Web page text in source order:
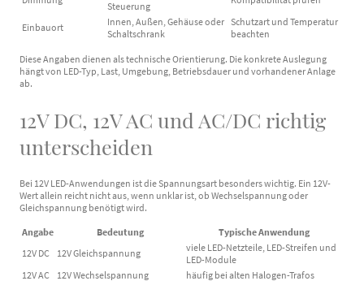
Steuerung
Einbauort
Innen, Außen, Gehäuse oder
Schaltschrank
Schutzart und Temperatur
beachten
Diese Angaben dienen als technische Orientierung. Die konkrete Auslegung
hängt von LED-Typ, Last, Umgebung, Betriebsdauer und vorhandener Anlage
ab.
12V DC, 12V AC und AC/DC richtig
unterscheiden
Bei 12V LED-Anwendungen ist die Spannungsart besonders wichtig. Ein 12V-
Wert allein reicht nicht aus, wenn unklar ist, ob Wechselspannung oder
Gleichspannung benötigt wird.
Angabe Bedeutung
Typische Anwendung
12V DC
12V Gleichspannung
viele LED-Netzteile, LED-Streifen und
LED-Module
12V AC
12V Wechselspannung häufig bei alten Halogen-Trafos